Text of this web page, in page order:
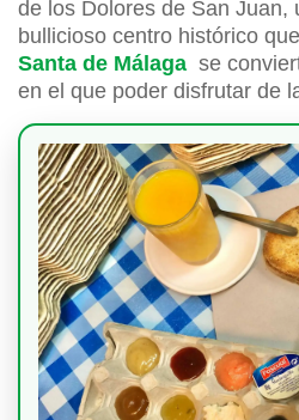
de los Dolores de San Juan,
bullicioso centro histórico
Santa de Málaga se
en el que poder disfrutar de